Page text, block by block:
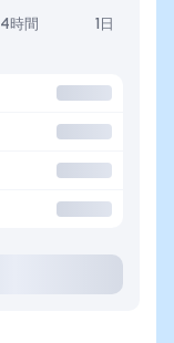
4時間 1日